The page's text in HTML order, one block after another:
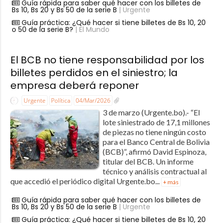
Guía rápida para saber qué hacer con los billetes de
Bs 10, Bs 20 y Bs 50 de la serie B | Urgente
Guía práctica: ¿Qué hacer si tiene billetes de Bs 10, 20
o 50 de la serie B?| El Mundo
El BCB no tiene responsabilidad por los
billetes perdidos en el siniestro; la
empresa deberá reponer
Urgente Política 04/Mar/2026
3 de marzo (Urgente.bo).- “El
lote siniestrado de 17,1 millones
de piezas no tiene ningún costo
para el Banco Central de Bolivia
(BCB)”, afirmó David Espinoza,
titular del BCB. Un informe
técnico y análisis contractual al
que accedió el periódico digital Urgente.bo...
+ más
Guía rápida para saber qué hacer con los billetes de
Bs 10, Bs 20 y Bs 50 de la serie B | Urgente
Guía práctica: ¿Qué hacer si tiene billetes de Bs 10, 20